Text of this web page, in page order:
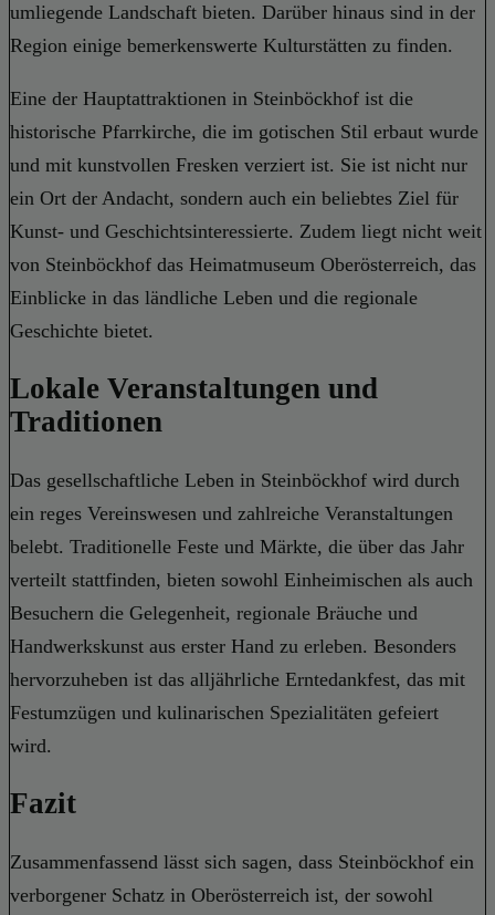
umliegende Landschaft bieten. Darüber hinaus sind in der
Region einige bemerkenswerte Kulturstätten zu finden.
Eine der Hauptattraktionen in Steinböckhof ist die
historische Pfarrkirche, die im gotischen Stil erbaut wurde
und mit kunstvollen Fresken verziert ist. Sie ist nicht nur
ein Ort der Andacht, sondern auch ein beliebtes Ziel für
Kunst- und Geschichtsinteressierte. Zudem liegt nicht weit
von Steinböckhof das Heimatmuseum Oberösterreich, das
Einblicke in das ländliche Leben und die regionale
Geschichte bietet.
Lokale Veranstaltungen und
Traditionen
Das gesellschaftliche Leben in Steinböckhof wird durch
ein reges Vereinswesen und zahlreiche Veranstaltungen
belebt. Traditionelle Feste und Märkte, die über das Jahr
verteilt stattfinden, bieten sowohl Einheimischen als auch
Besuchern die Gelegenheit, regionale Bräuche und
Handwerkskunst aus erster Hand zu erleben. Besonders
hervorzuheben ist das alljährliche Erntedankfest, das mit
Festumzügen und kulinarischen Spezialitäten gefeiert
wird.
Fazit
Zusammenfassend lässt sich sagen, dass Steinböckhof ein
verborgener Schatz in Oberösterreich ist, der sowohl